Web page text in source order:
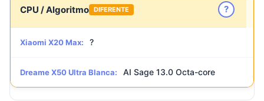
CPU / Algoritmo DIFERENTE ?
Xiaomi X20 Max: ?
Dreame X50 Ultra Blanca: AI Sage 13.0 Octa-core